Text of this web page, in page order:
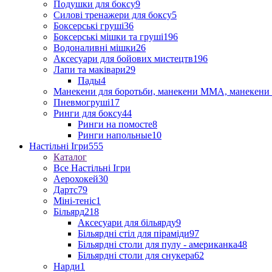
Подушки для боксу9
Силові тренажери для боксу5
Боксерські груші36
Боксерські мішки та груші196
Водоналивні мішки26
Аксесуари для бойових мистецтв196
Лапи та маківари29
Пады4
Манекени для боротьби, манекени ММА, манекени
Пневмогруші17
Ринги для боксу44
Ринги на помосте8
Ринги напольные10
Настільні Ігри555
Каталог
Все Настільні Ігри
Аерохокей30
Дартс79
Міні-теніс1
Більярд218
Аксесуари для більярду9
Більярдні стіл для піраміди97
Більярдні столи для пулу - американка48
Більярдні столи для снукера62
Нарди1